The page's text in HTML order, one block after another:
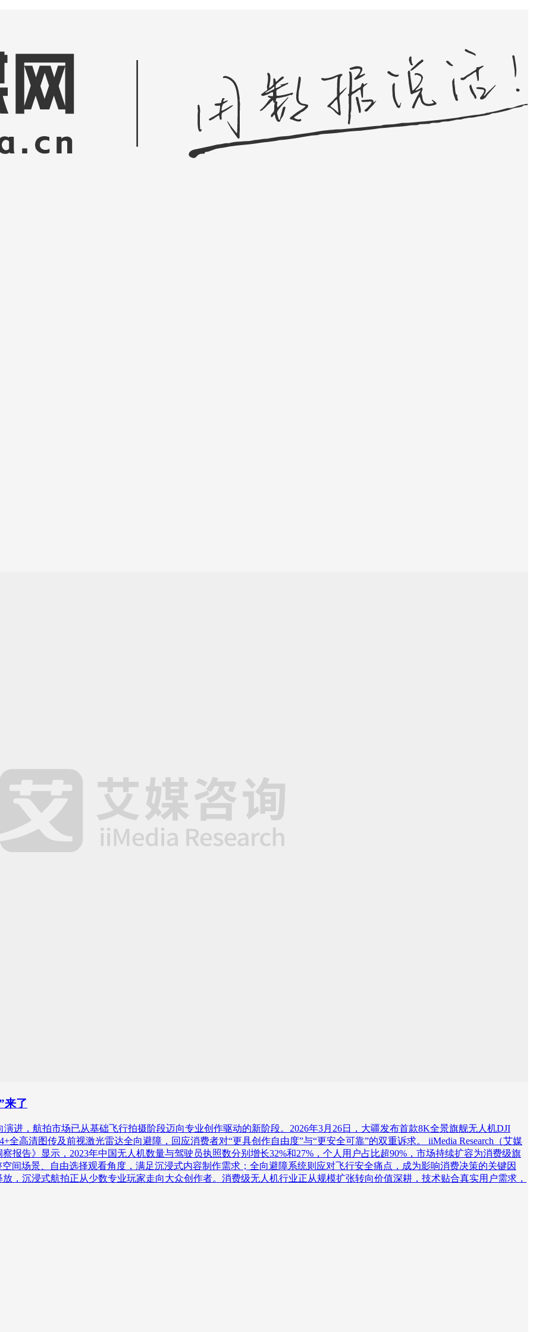
来了
进，航拍市场已从基础飞行拍摄阶段迈向专业创作驱动的新阶段。2026年3月26日，大疆发布首款8K全景旗舰无人机DJI
全高清图传及前视激光雷达全向避障，回应消费者对“更具创作自由度”与“更安全可靠”的双重诉求。 iiMedia Research（艾媒
报告》显示，2023年中国无人机数量与驾驶员执照数分别增长32%和27%，个人用户占比超90%，市场持续扩容为消费级旗
间场景、自由选择观看角度，满足沉浸式内容制作需求；全向避障系统则应对飞行安全痛点，成为影响消费决策的关键因
，沉浸式航拍正从少数专业玩家走向大众创作者。消费级无人机行业正从规模扩张转向价值深耕，技术贴合真实用户需求，